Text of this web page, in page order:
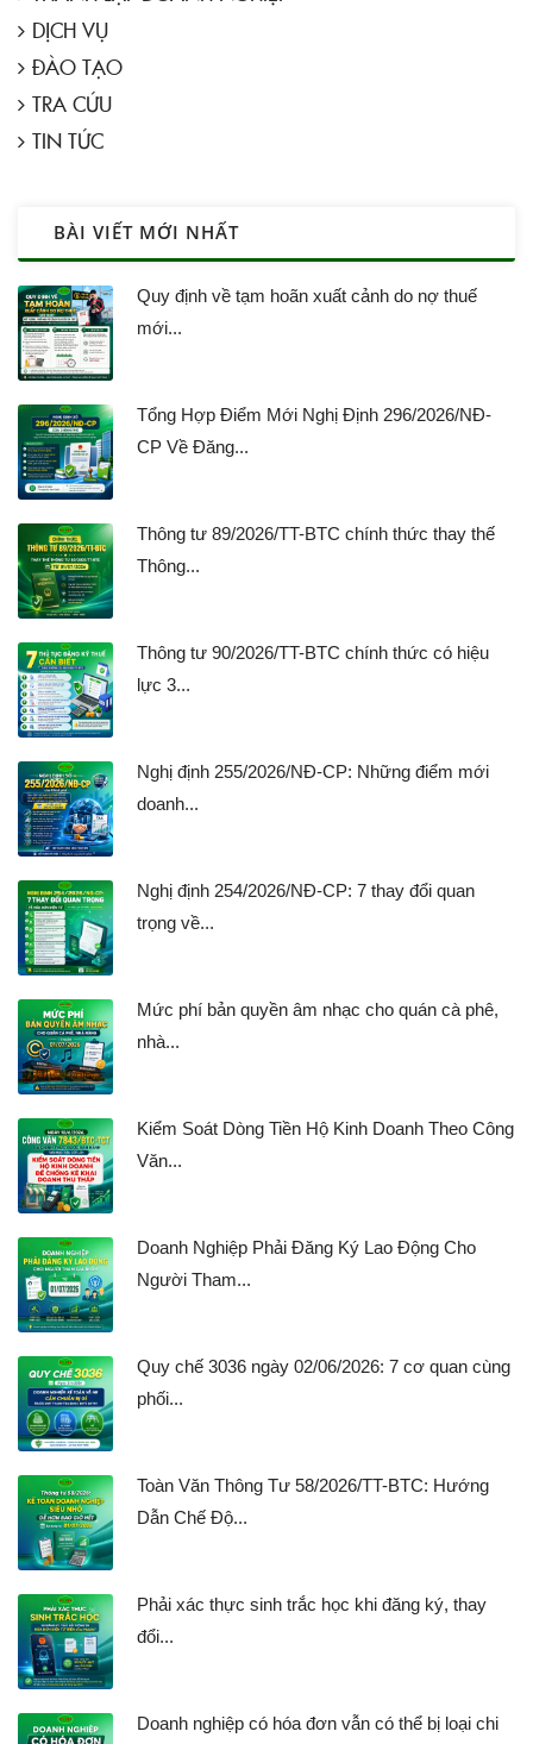
DỊCH VỤ
ĐÀO TẠO
TRA CỨU
TIN TỨC
BÀI VIẾT MỚI NHẤT
Quy định về tạm hoãn xuất cảnh do nợ thuế
mới...
Tổng Hợp Điểm Mới Nghị Định 296/2026/NĐ-
CP Về Đăng...
Thông tư 89/2026/TT-BTC chính thức thay thế
Thông...
Thông tư 90/2026/TT-BTC chính thức có hiệu
lực 3...
Nghị định 255/2026/NĐ-CP: Những điểm mới
doanh...
Nghị định 254/2026/NĐ-CP: 7 thay đổi quan
trọng về...
Mức phí bản quyền âm nhạc cho quán cà phê,
nhà...
Kiểm Soát Dòng Tiền Hộ Kinh Doanh Theo Công
Văn...
Doanh Nghiệp Phải Đăng Ký Lao Động Cho
Người Tham...
Quy chế 3036 ngày 02/06/2026: 7 cơ quan cùng
phối...
Toàn Văn Thông Tư 58/2026/TT-BTC: Hướng
Dẫn Chế Độ...
Phải xác thực sinh trắc học khi đăng ký, thay
đổi...
Doanh nghiệp có hóa đơn vẫn có thể bị loại chi